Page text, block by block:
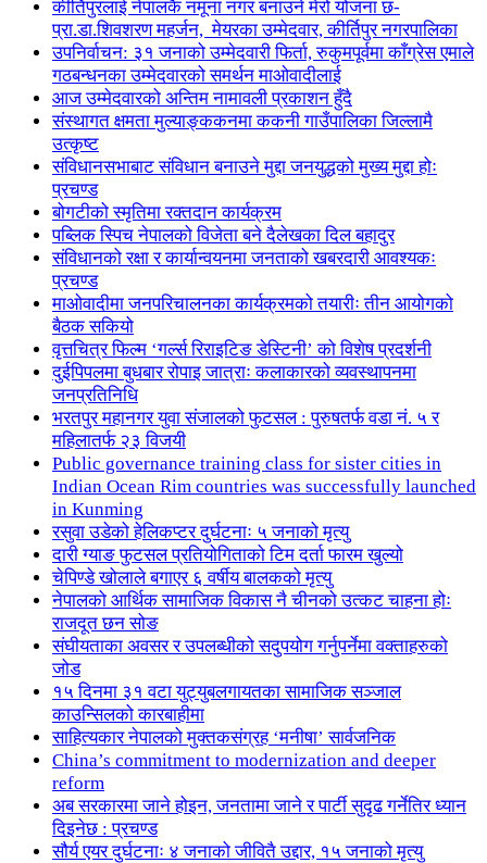
कीर्तिपुरलाई नेपालकै नमूना नगर बनाउने मेरो योजना छ-
प्रा.डा.शिवशरण महर्जन, मेयरका उम्मेदवार, कीर्तिपुर नगरपालिका
उपनिर्वाचन: ३१ जनाको उम्मेदवारी फिर्ता, रुकुमपूर्वमा काँग्रेस एमाले
गठबन्धनका उम्मेदवारको समर्थन माओवादीलाई
आज उम्मेदवारको अन्तिम नामावली प्रकाशन हुँदै
संस्थागत क्षमता मुल्याङ्ककनमा ककनी गाउँपालिका जिल्लामै
उत्कृष्ट
संविधानसभाबाट संविधान बनाउने मुद्दा जनयुद्धको मुख्य मुद्दा होः
प्रचण्ड
बोगटीको स्मृतिमा रक्तदान कार्यक्रम
पब्लिक स्पिच नेपालको विजेता बने दैलेखका दिल बहादुर
संविधानको रक्षा र कार्यान्वयनमा जनताको खबरदारी आवश्यकः
प्रचण्ड
माओवादीमा जनपरिचालनका कार्यक्रमको तयारीः तीन आयोगको
बैठक सकियो
वृत्तचित्र फिल्म ‘गर्ल्स रिराइटिङ डेस्टिनी’ को विशेष प्रदर्शनी
दुईपिपलमा बुधबार रोपाइ जात्राः कलाकारको व्यवस्थापनमा
जनप्रतिनिधि
भरतपुर महानगर युवा संजालको फुटसल : पुरुषतर्फ वडा नं. ५ र
महिलातर्फ २३ विजयी
Public governance training class for sister cities in
Indian Ocean Rim countries was successfully launched
in Kunming
रसुवा उडेको हेलिकप्टर दुर्घटनाः ५ जनाको मृत्यु
दारी ग्याङ फुटसल प्रतियोगिताको टिम दर्ता फारम खुल्यो
चेपिण्डे खोलाले बगाएर ६ वर्षीय बालकको मृत्यु
नेपालको आर्थिक सामाजिक विकास नै चीनको उत्कट चाहना होः
राजदूत छन सोङ
संघीयताका अवसर र उपलब्धीको सदुपयोग गर्नुपर्नेमा वक्ताहरुको
जोड
१५ दिनमा ३१ वटा युट्युबलगायतका सामाजिक सञ्जाल
काउन्सिलको कारबाहीमा
साहित्यकार नेपालको मुक्तकसंग्रह ‘मनीषा’ सार्वजनिक
China’s commitment to modernization and deeper
reform
अब सरकारमा जाने होइन, जनतामा जाने र पार्टी सुदृढ गर्नेतिर ध्यान
दिइनेछ : प्रचण्ड
सौर्य एयर दुर्घटनाः ४ जनाको जीवितै उद्दार, १५ जनाको मृत्यु